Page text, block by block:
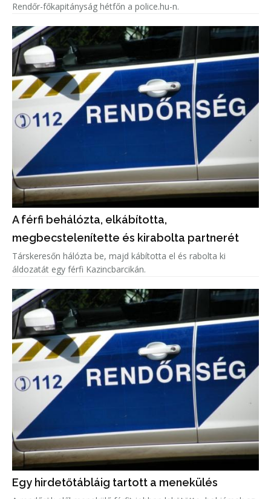
Rendőr-főkapitányság hétfőn a police.hu-n.
A férfi behálózta, elkábította,
megbecstelenítette és kirabolta partnerét
Társkeresőn hálózta be, majd kábította el és rabolta ki
áldozatát egy férfi Kazincbarcikán.
Egy hirdetőtábláig tartott a menekülés